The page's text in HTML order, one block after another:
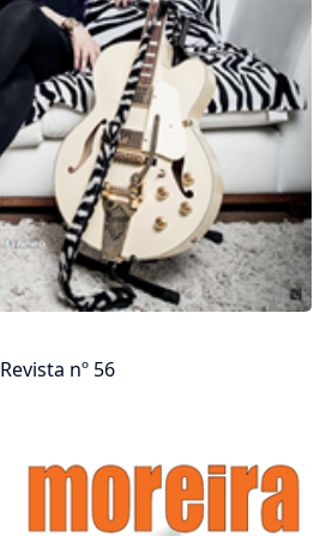
Revista nº 56